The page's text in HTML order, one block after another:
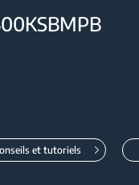
et tutoriels